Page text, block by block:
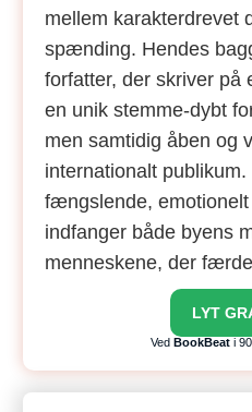
mellem karakterdrevet
spænding. Hendes
forfatter, der skriver på
en unik stemme-dybt
men samtidig åben og
internationalt
fængslende,
indfanger både byens
menneskene, der
LYT
Ved BookBeati 90